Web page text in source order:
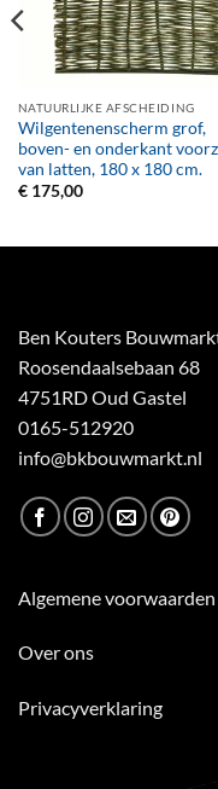
NATUURLIJKE AFSCHEIDING
Wilgentenenscherm grof,
boven- en onderkant
van latten, 180 x 180 cm.
€175,00
Ben Kouters
Roosendaalsebaan 68
4751RD Oud Gastel
0165-512920
info@bkbouwmarkt.nl
Algemene voorwaarden
Over ons
Privacyverklaring